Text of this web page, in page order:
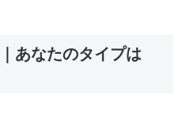
あなたのタイプは